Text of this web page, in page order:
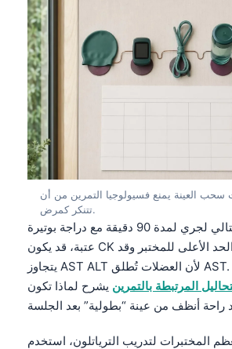
سحب العينة يمنع فسيولوجيا التمرين من أن
تتنكر كمرض.
صباح اليوم التالي لجري لمدة 90 دقيقة مع دراجة بوتيرة
عتبة، قد يكون CK عدة مرات فوق الحد الأعلى للمختبر وقد
المرتبطة بالتمرين يشرح لماذا تكون
المختبرات لتدريب الترياتلون، استخدم